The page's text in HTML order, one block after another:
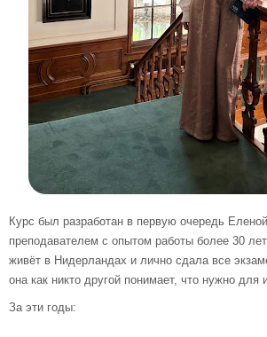
Курс был разработан в первую очередь
преподавателем с опытом работы более 30
живёт в Нидерландах и лично сдала все
она как никто другой понимает, что нужно для
За эти годы: